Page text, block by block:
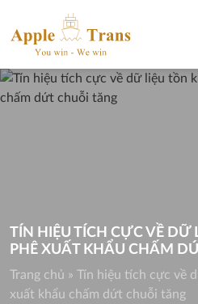
content
TÍN HIỆU TÍCH CỰC VỀ DỮ
PHÊ XUẤT KHẨU CHẤM
Trang chủ » Tín hiệu tích cực về
xuất khẩu chấm dứt chuỗi tăng